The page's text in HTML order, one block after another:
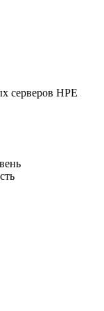
серверов HPE